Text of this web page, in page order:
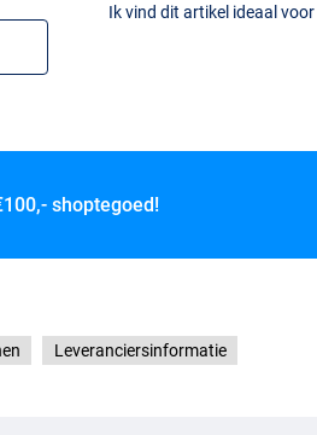
Ik vind dit artikel ideaal
shoptegoed!
Leveranciersinformatie